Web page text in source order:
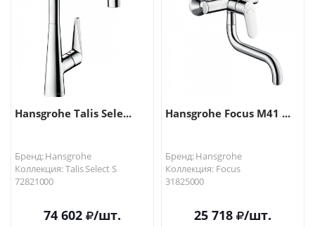
Hansgrohe Talis Sele...
Бренд: Hansgrohe
Коллекция: Talis Select S
72821000
74 602 /шт.
Hansgrohe Focus M41 ...
Бренд: Hansgrohe
Коллекция: Focus
31825000
25 718 /шт.